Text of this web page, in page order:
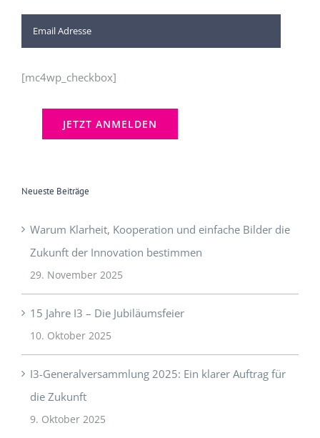
[mc4wp_checkbox]
Neueste Beiträge
Warum Klarheit, Kooperation und einfache Bilder die
Zukunft der Innovation bestimmen
29. November 2025
15 Jahre I3 – Die Jubiläumsfeier
10. Oktober 2025
I3-Generalversammlung 2025: Ein klarer Auftrag für
die Zukunft
9. Oktober 2025